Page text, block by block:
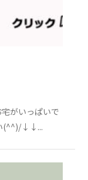
がいっぱいで
(^^)/↓↓...